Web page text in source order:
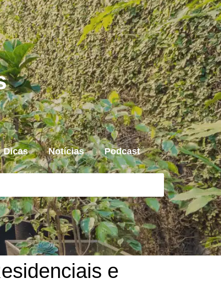
Dicas Notícias Podcast
e